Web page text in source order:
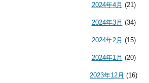
2024年4月 (21)
2024年3月 (34)
2024年2月 (15)
2024年1月 (20)
2023年12月 (16)